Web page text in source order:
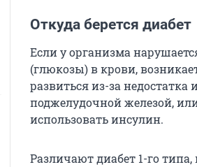
Откуда берется диабет
Если у организма
(глюкозы) в крови,
развиться из-за
поджелудочной железой,
использовать инсулин.
Различают диабет 1-го